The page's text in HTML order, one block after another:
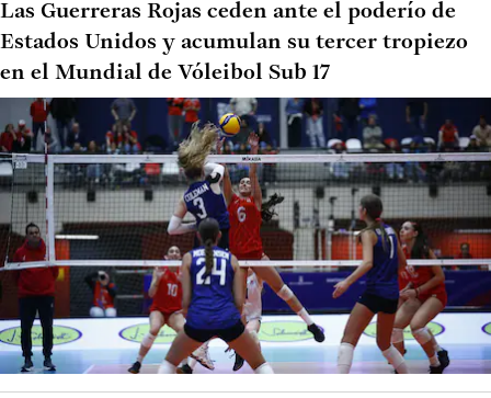
Las Guerreras Rojas ceden ante el poderío de
Estados Unidos y acumulan su tercer tropiezo
en el Mundial de Vóleibol Sub 17